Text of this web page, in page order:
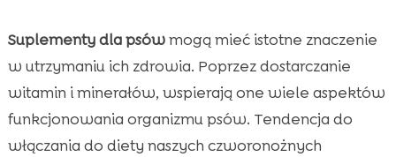
Suplementy dla psówmogą mieć istotne znaczenie
w utrzymaniu ich zdrowia. Poprzez dostarczanie
witamin i minerałów, wspierają one wiele aspektów
funkcjonowania organizmu psów. Tendencja do
włączania do diety naszych czworonożnych